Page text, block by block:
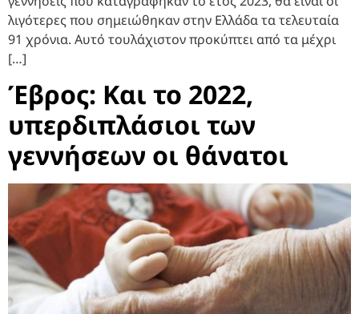
λιγότερες που σημειώθηκαν στην Ελλάδα τα τελευταία
91 χρόνια. Αυτό τουλάχιστον προκύπτει από τα μέχρι
[…]
Έβρος: Και το 2022,
υπερδιπλάσιοι των
γεννήσεων οι θάνατοι